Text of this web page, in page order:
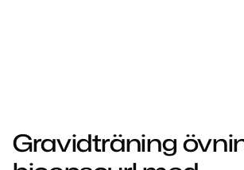
Gravidträning